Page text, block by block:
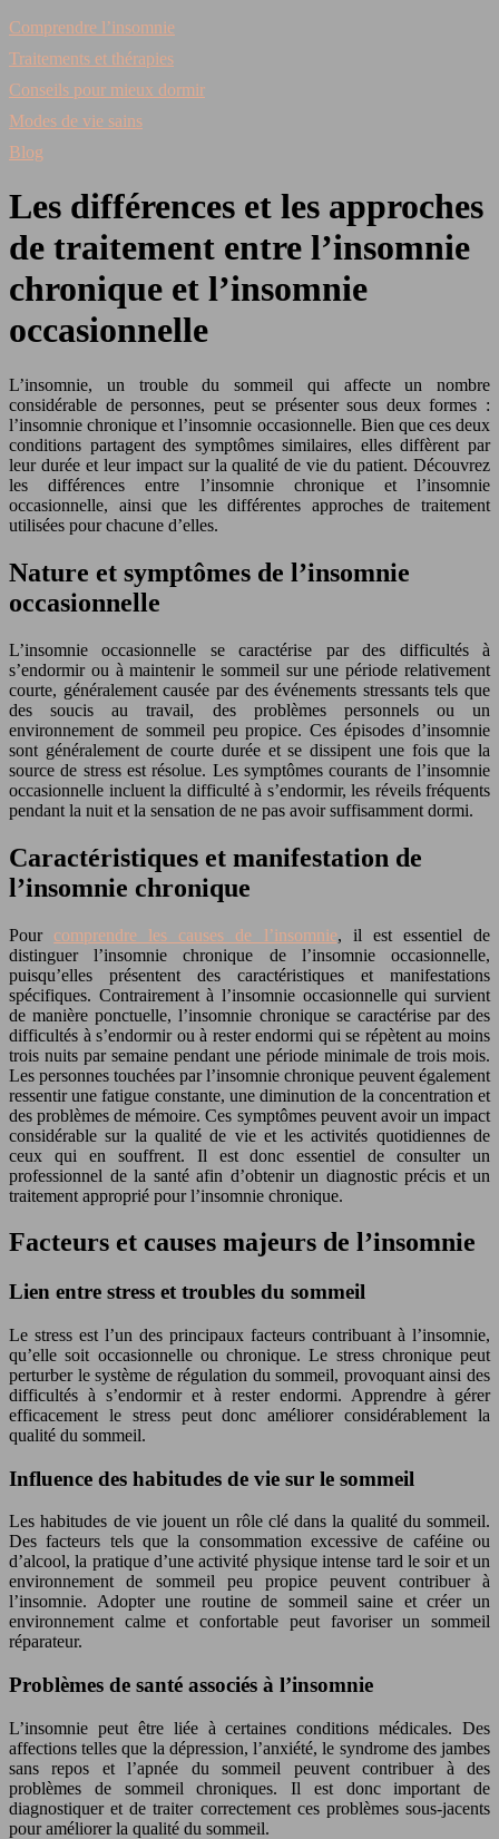
Comprendre l’insomnie
Traitements et thérapies
Conseils pour mieux dormir
Modes de vie sains
Blog
Les différences et les approches
de traitement entre l’insomnie
chronique et l’insomnie
occasionnelle
L’insomnie, un trouble du sommeil qui affecte un nombre
considérable de personnes, peut se présenter sous deux formes :
l’insomnie chronique et l’insomnie occasionnelle. Bien que ces deux
conditions partagent des symptômes similaires, elles diffèrent par
leur durée et leur impact sur la qualité de vie du patient. Découvrez
les différences entre l’insomnie chronique et l’insomnie
occasionnelle, ainsi que les différentes approches de traitement
utilisées pour chacune d’elles.
Nature et symptômes de l’insomnie
occasionnelle
L’insomnie occasionnelle se caractérise par des difficultés à
s’endormir ou à maintenir le sommeil sur une période relativement
courte, généralement causée par des événements stressants tels que
des soucis au travail, des problèmes personnels ou un
environnement de sommeil peu propice. Ces épisodes d’insomnie
sont généralement de courte durée et se dissipent une fois que la
source de stress est résolue. Les symptômes courants de l’insomnie
occasionnelle incluent la difficulté à s’endormir, les réveils fréquents
pendant la nuit et la sensation de ne pas avoir suffisamment dormi.
Caractéristiques et manifestation de
l’insomnie chronique
Pour comprendre les causes de l’insomnie, il est essentiel de
distinguer l’insomnie chronique de l’insomnie occasionnelle,
puisqu’elles présentent des caractéristiques et manifestations
spécifiques. Contrairement à l’insomnie occasionnelle qui survient
de manière ponctuelle, l’insomnie chronique se caractérise par des
difficultés à s’endormir ou à rester endormi qui se répètent au moins
trois nuits par semaine pendant une période minimale de trois mois.
Les personnes touchées par l’insomnie chronique peuvent également
ressentir une fatigue constante, une diminution de la concentration et
des problèmes de mémoire. Ces symptômes peuvent avoir un impact
considérable sur la qualité de vie et les activités quotidiennes de
ceux qui en souffrent. Il est donc essentiel de consulter un
professionnel de la santé afin d’obtenir un diagnostic précis et un
traitement approprié pour l’insomnie chronique.
Facteurs et causes majeurs de l’insomnie
Lien entre stress et troubles du sommeil
Le stress est l’un des principaux facteurs contribuant à l’insomnie,
qu’elle soit occasionnelle ou chronique. Le stress chronique peut
perturber le système de régulation du sommeil, provoquant ainsi des
difficultés à s’endormir et à rester endormi. Apprendre à gérer
efficacement le stress peut donc améliorer considérablement la
qualité du sommeil.
Influence des habitudes de vie sur le sommeil
Les habitudes de vie jouent un rôle clé dans la qualité du sommeil.
Des facteurs tels que la consommation excessive de caféine ou
d’alcool, la pratique d’une activité physique intense tard le soir et un
environnement de sommeil peu propice peuvent contribuer à
l’insomnie. Adopter une routine de sommeil saine et créer un
environnement calme et confortable peut favoriser un sommeil
réparateur.
Problèmes de santé associés à l’insomnie
L’insomnie peut être liée à certaines conditions médicales. Des
affections telles que la dépression, l’anxiété, le syndrome des jambes
sans repos et l’apnée du sommeil peuvent contribuer à des
problèmes de sommeil chroniques. Il est donc important de
diagnostiquer et de traiter correctement ces problèmes sous-jacents
pour améliorer la qualité du sommeil.